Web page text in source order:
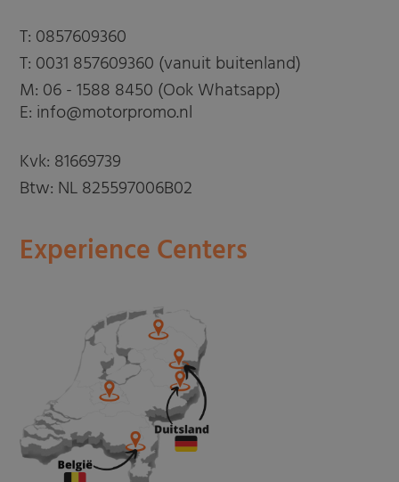
T: 0857609360
T: 0031 857609360 (vanuit buitenland)
M: 06 - 1588 8450 (Ook Whatsapp)
E: info@motorpromo.nl
Kvk: 81669739
Btw: NL 825597006B02
Experience Centers